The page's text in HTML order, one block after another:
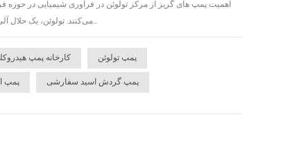
اهمیت پمپ های گریز از مرکز تولوئن در فرآوری شیمیایی در
می‌کنند. تولوئن، یک حلال آلی رایج، برای انتقال ایمن و کارآمد به تجهیزات تخصصی نیاز دارد. طراحی پمپ گریز از مرکز، سرعت جریان ثابت را ت...
کارخانه پمپ پمپ تولوئن
پمپ پمپ گردش اسید سفارشی